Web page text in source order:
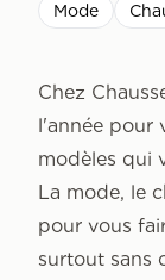
Mode
Chez
l'année pour
modèles qui
La mode, le
pour vous
surtout sans